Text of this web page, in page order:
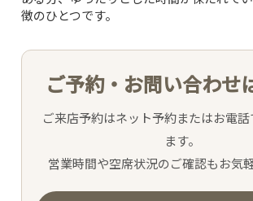
SNS
INTERIOR
NEWS
徴のひとつです。
ご予約・お問い合わせ
ご来店予約はネット予約またはお電話
ます。
営業時間や空席状況のご確認もお気